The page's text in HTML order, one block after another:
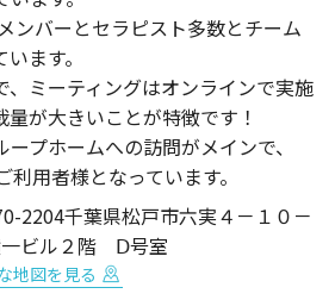
ンバーとセラピスト多数とチーム
ます。
、ミーティングはオンラインで実施
が大きいことが特徴です！
プホームへの訪問がメインで、
用者様となっています。
2204千葉県松戸市六実４－１０－
一ビル２階 Ⅾ号室
地図を見る